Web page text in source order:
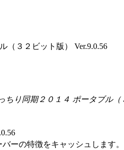
（３２ビット版） Ver.9.0.56
ちり同期２０１４ ポータブル（
ーの特徴をキャッシュしま